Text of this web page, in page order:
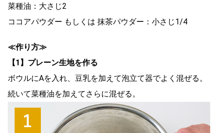
菜種油：大さじ2
ココアパウダー もしくは 抹茶パウダー：小さじ1/4
≪作り方≫
【1】プレーン生地を作る
ボウルにAを入れ、豆乳を加えて泡立て器でよく混ぜる。
続いて菜種油を加えてさらに混ぜる。